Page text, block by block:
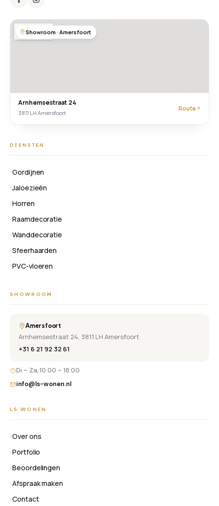
Showroom · Amersfoort
Arnhemsestraat 24
3811 LH Amersfoort
Route
DIENSTEN
Gordijnen
Jaloezieën
Horren
Raamdecoratie
Wanddecoratie
Sfeerhaarden
PVC-vloeren
SHOWROOM
Amersfoort
Arnhemsestraat 24, 3811 LH Amersfoort
+31 6 21 92 32 61
Di – Za, 10:00 – 18:00
info@ls-wonen.nl
LS WONEN
Over ons
Portfolio
Beoordelingen
Afspraak maken
Contact